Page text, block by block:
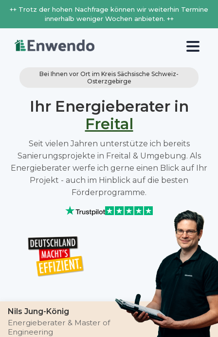
++ Trotz der hohen Nachfrage können wir weiterhin Termine
innerhalb weniger Wochen anbieten. ++
Bei Ihnen vor Ort im Kreis Sächsische Schweiz-
Osterzgebirge
Ihr Energieberater in
Freital
Seit vielen Jahren unterstütze ich bereits
Sanierungsprojekte in Freital & Umgebung. Als
Energieberater werfe ich gerne einen Blick auf Ihr
Projekt - auch im Hinblick auf die besten
Förderprogramme.
Nils Jung-König
Energieberater & Master of
Engineering